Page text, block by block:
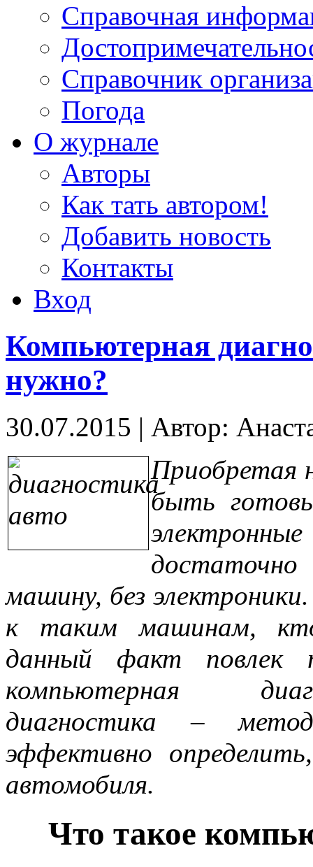
Справочная
Справочник
Погода
О журнале
Авторы
Как тать автором!
Добавить новость
Контакты
Вход
Компьютерная
нужно?
30.07.2015 | Автор:
Приобретая
быть
машину, без
к таким машинам,
данный факт повлек
компьютерная
диагностика –
эффективно
автомобиля.
Что такое